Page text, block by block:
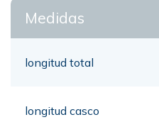
Medidas
longitud total
longitud casco